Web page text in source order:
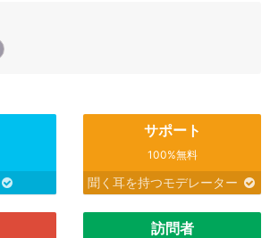
サポート
100%無料
聞く耳を持つモデレーター
訪問者